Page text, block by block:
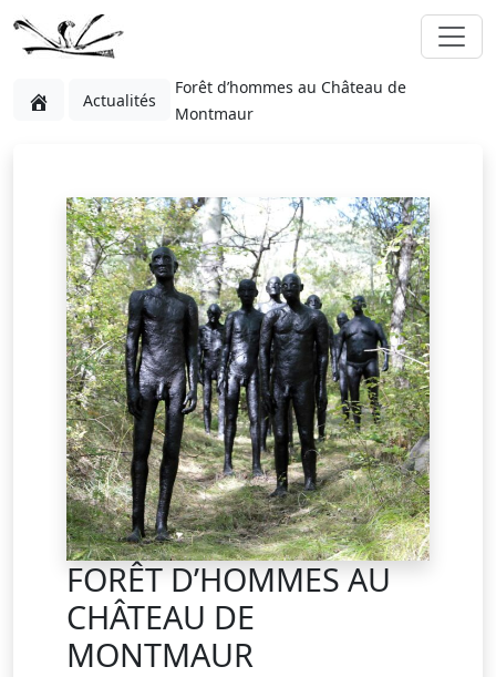
Actualités
Forêt d’hommes au Château de
Montmaur
FORÊT D’HOMMES AU
CHÂTEAU DE
MONTMAUR